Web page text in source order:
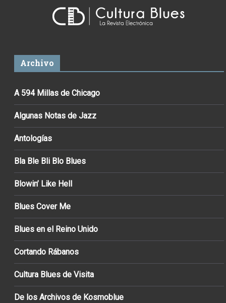
Archivo
A 594 Millas de Chicago
Algunas Notas de Jazz
Antologías
Bla Ble Bli Blo Blues
Blowin’ Like Hell
Blues Cover Me
Blues en el Reino Unido
Cortando Rábanos
Cultura Blues de Visita
De los Archivos de Kosmoblue